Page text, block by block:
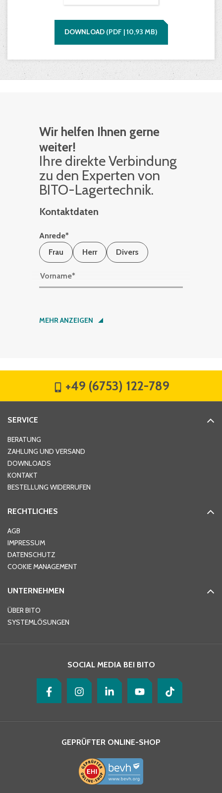
DOWNLOAD (PDF |10,93 MB)
Wir helfen Ihnen gerne
weiter!
Ihre di­rek­te Ver­bin­dung
zu den Ex­per­ten von
BITO-La­ger­tech­nik.
Kontaktdaten
Anrede*
Frau
Herr Divers
Vorname*
Nachname*
Hausnummer
Ort*
Telefon
MEHR ANZEIGEN
+49 (6753) 122-789
SERVICE
BERATUNG
ZAHLUNG UND VERSAND
DOWNLOADS
KONTAKT
BESTELLUNG WIDERRUFEN
RECHTLICHES
AGB
IMPRESSUM
DATENSCHUTZ
COOKIE MANAGEMENT
UNTERNEHMEN
ÜBER BITO
SYSTEMLÖSUNGEN
SOCIAL MEDIA BEI BITO
GEPRÜFTER ONLINE-SHOP